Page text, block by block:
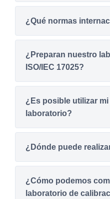
¿Qué normas
¿Preparan nuestro
ISO/IEC 17025?
¿Es posible utilizar
laboratorio?
¿Dónde puede
¿Cómo podemos
laboratorio de